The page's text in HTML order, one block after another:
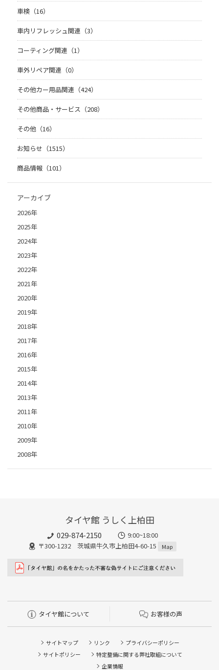
車検（16）
車内リフレッシュ関連（3）
コーティング関連（1）
車外リペア関連（0）
その他カー用品関連（424）
その他商品・サービス（208）
その他（16）
お知らせ（1515）
商品情報（101）
アーカイブ
2026年
2025年
2024年
2023年
2022年
2021年
2020年
2019年
2018年
2017年
2016年
2015年
2014年
2013年
2011年
2010年
2009年
2008年
タイヤ館 うしく上柏田
029-874-2150
9:00~18:00
〒300-1232 茨城県牛久市上柏田4-60-15
Map
タイヤ館について お客様の声
サイトマップ リンク
プライバシーポリシー
サイトポリシー
特定整備に関する弊社取組について
企業情報